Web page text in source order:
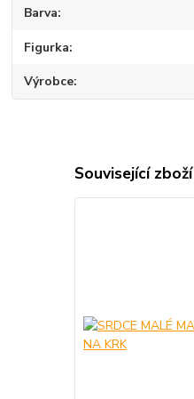
Barva
Figurka
Výrobce
Související zboží